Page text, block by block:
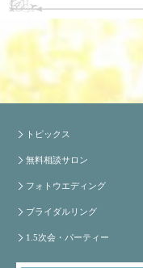
トピックス
無料相談サロン
フォトウエディング
ブライダルリング
1.5次会・パーティー